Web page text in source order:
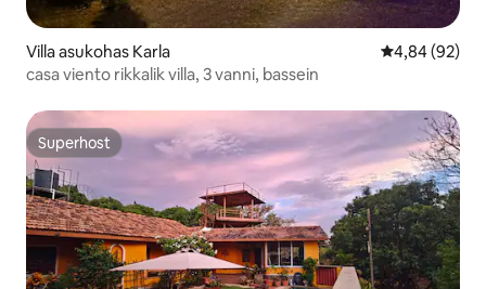
Villa asukohas Karla Keskmine
4,84 (92)
casa viento rikkalik villa, 3 vanni, bassein
Superhost
Superhost